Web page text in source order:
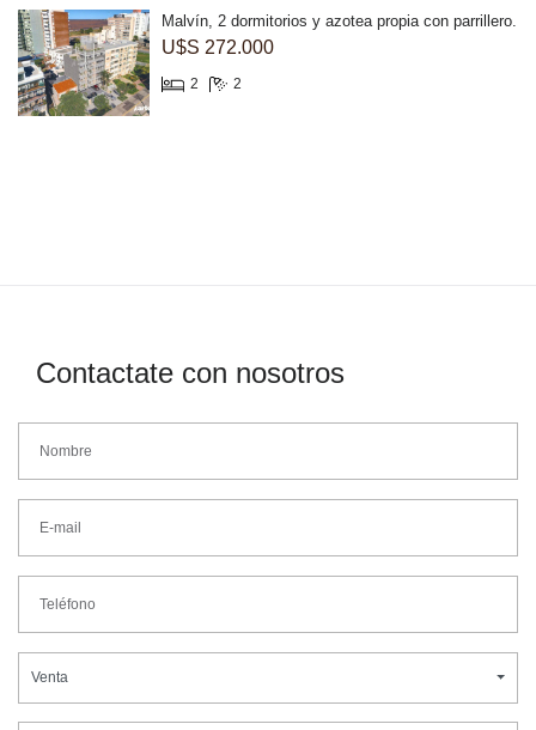
Malvín, 2 dormitorios y azotea propia con parrillero.
U$S 272.000
2 2
Contactate con nosotros
Venta